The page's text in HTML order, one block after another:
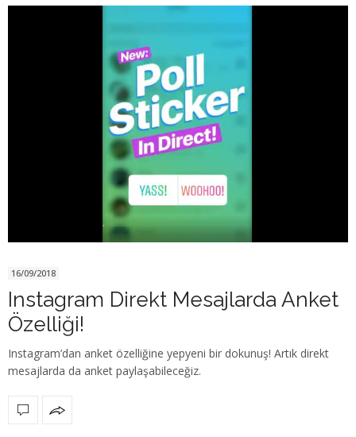
16/09/2018
Instagram Direkt Mesajlarda Anket
Özelliği!
Instagram’dan anket özelliğine yepyeni bir dokunuş! Artık direkt
mesajlarda da anket paylaşabileceğiz.